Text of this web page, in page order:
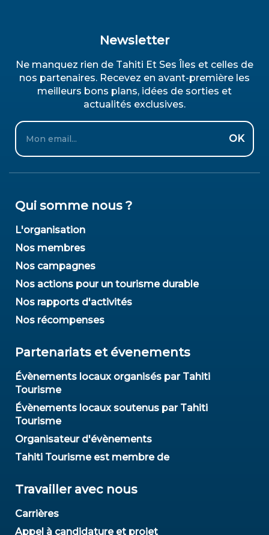
Newsletter
Ne manquez rien de Tahiti Et Ses Îles et celles de
nos partenaires. Recevez en avant-première les
meilleurs bons plans, idées de sorties et
actualités exclusives.
Email
OK
Qui somme nous ?
L'organisation
Nos membres
Nos campagnes
Nos actions pour un tourisme durable
Nos rapports d'activités
Nos récompenses
Partenariats et évenements
Évènements locaux organisés par Tahiti
Tourisme
Évènements locaux soutenus par Tahiti
Tourisme
Organisateur d'évènements
Tahiti Tourisme est membre de
Travailler avec nous
Carrières
Appel à candidature et projet